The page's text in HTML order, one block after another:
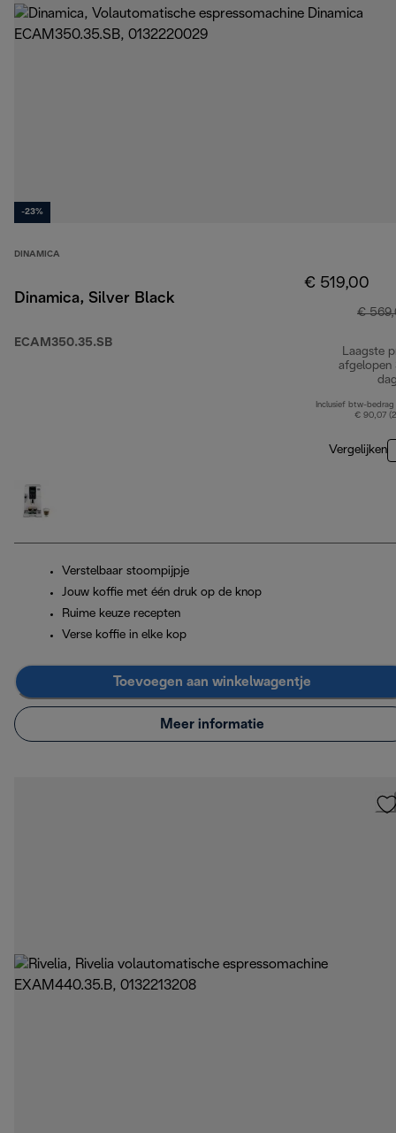
-23%
DINAMICA
Dinamica, Silver Black
ECAM350.35.SB
€ 519,00
€
Laagste
afgelopen
Inclusief btw-bedrag
€ 90,07
Vergelijken
Verstelbaar stoompijpje
Jouw koffie met één druk op de knop
Ruime keuze recepten
Verse koffie in elke kop
Toevoegen aan winkelwagentje
Meer informatie